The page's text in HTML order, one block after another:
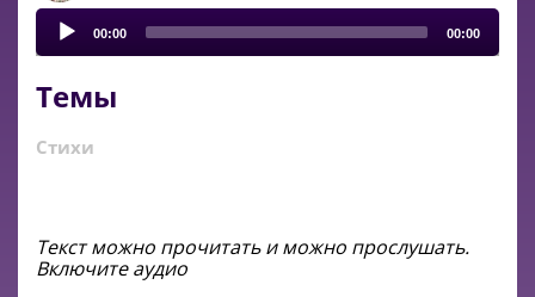
Audio
Player
00:00 00:00
Темы
Стихи
Текст можно прочитать и можно прослушать.
Включите аудио